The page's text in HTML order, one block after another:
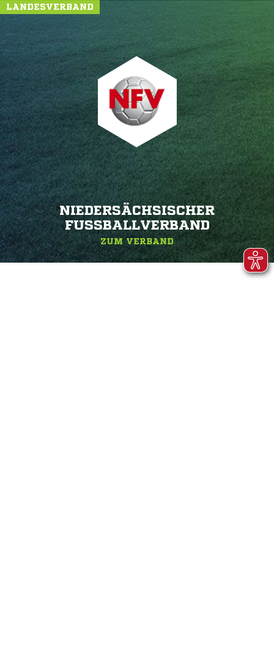
LANDESVERBAND
NIEDERSÄCHSISCHER
FUSSBALLVERBAND
ZUM VERBAND